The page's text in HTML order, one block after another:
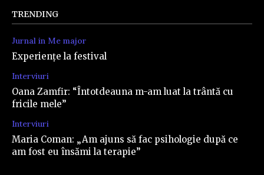
TRENDING
Jurnal in Me major
Experiențe la festival
Interviuri
Oana Zamfir: “Întotdeauna m-am luat la trântă cu
fricile mele”
Interviuri
Maria Coman: „Am ajuns să fac psihologie după ce
am fost eu însămi la terapie”